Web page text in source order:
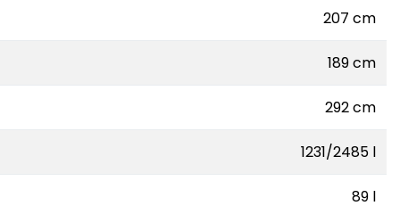
207 cm
189 cm
292 cm
1231/2485 l
89 l